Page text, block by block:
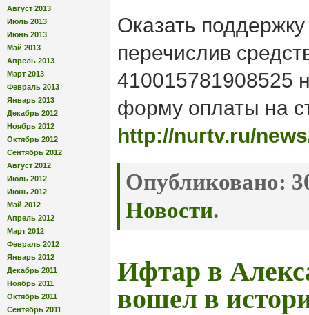
Август 2013
Июль 2013
Июнь 2013
Май 2013
Апрель 2013
Март 2013
Февраль 2013
Январь 2013
Декабрь 2012
Ноябрь 2012
Октябрь 2012
Сентябрь 2012
Август 2012
Июль 2012
Июнь 2012
Май 2012
Апрель 2012
Март 2012
Февраль 2012
Январь 2012
Декабрь 2011
Ноябрь 2011
Октябрь 2011
Сентябрь 2011
Оказать
перечислив
410015781908525
форму оплаты на
http://nurtv.ru/
Опубликовано:
Новости.
Ифтар в
вошел в